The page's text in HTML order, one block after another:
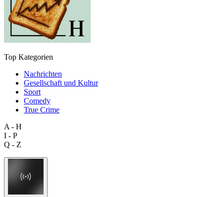
Top Kategorien
Nachrichten
Gesellschaft und Kultur
Sport
Comedy
True Crime
A - H
I - P
Q - Z